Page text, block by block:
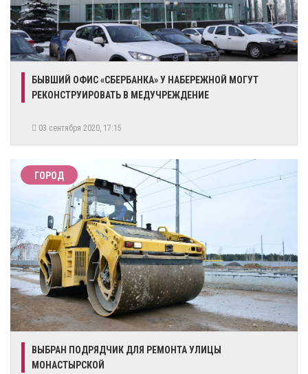
БЫВШИЙ ОФИС «СБЕРБАНКА» У НАБЕРЕЖНОЙ МОГУТ
РЕКОНСТРУИРОВАТЬ В МЕДУЧРЕЖДЕНИЕ
03 сентября 2020, 17:15
ГОРОД
ВЫБРАН ПОДРЯДЧИК ДЛЯ РЕМОНТА УЛИЦЫ
МОНАСТЫРСКОЙ